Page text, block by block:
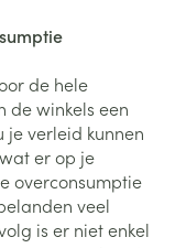
de hele
de winkels een
je verleid kunnen
er op je
overconsumptie
veel
is er niet enkel